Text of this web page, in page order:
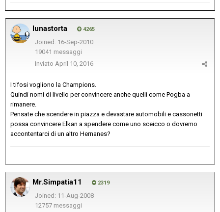
lunastorta 4265
Joined: 16-Sep-2010
19041 messaggi
Inviato April 10, 2016
I tifosi vogliono la Champions.
Quindi nomi di livello per convincere anche quelli come Pogba a
rimanere.
Pensate che scendere in piazza e devastare automobili e cassonetti
possa convincere Elkan a spendere come uno sceicco o dovremo
accontentarci di un altro Hernanes?
Mr.Simpatia11 2319
Joined: 11-Aug-2008
12757 messaggi